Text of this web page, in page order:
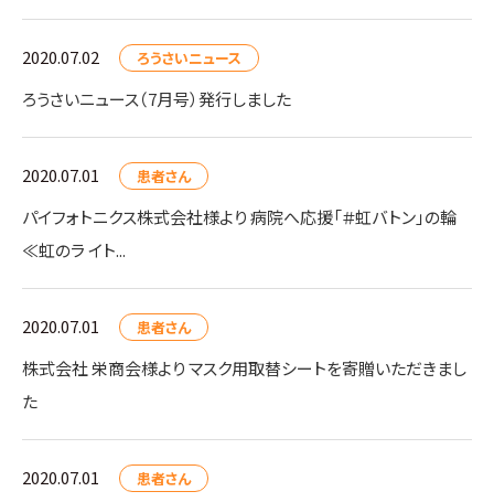
2020.07.02 ろうさいニュース
ろうさいニュース（7月号）発行しました
2020.07.01 患者さん
パイフォトニクス株式会社様より 病院へ応援「＃虹バトン」の輪
≪虹のラ イト...
2020.07.01 患者さん
株式会社 栄商会様より マスク用取替シートを寄贈いただきまし
た
2020.07.01 患者さん